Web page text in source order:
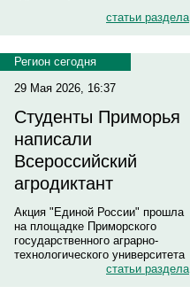
статьи раздела
Регион сегодня
29 Мая 2026, 16:37
Студенты Приморья
написали
Всероссийский
агродиктант
Акция "Единой России" прошла
на площадке Приморского
государственного аграрно-
технологического университета
статьи раздела